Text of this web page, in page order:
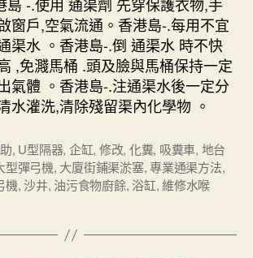
島 -.使用 通渠劑 先穿保護衣物,手
窗戶,空氣流通。香港島-.每用不宜
渠水 。香港島-.倒 通渠水 時不快
,免濺馬桶 .頭及臉與馬桶保持一定
氣體 。香港島-.注通渠水後一定分
水灌洗,清除殘留渠內化學物 。
, U型隔器, 企缸, 修改, 化糞, 吸糞車, 地台
型彈弓機, 大廈街鋪渠淤塞,專業通渠方法,
機,沙井, 油污食物廚餘, 浴缸,維修水喉